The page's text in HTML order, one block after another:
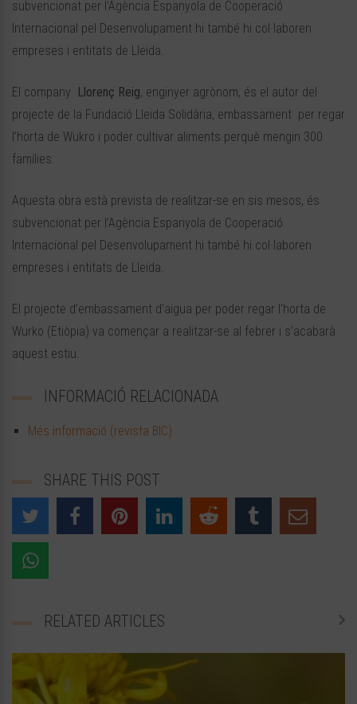
subvencionat per l’Agència Espanyola de Cooperació
Internacional pel Desenvolupament hi també hi col·laboren
empreses i entitats de Lleida.
El company Llorenç Reig, enginyer agrònom, és el autor del
projecte de la Fundació Lleida Solidària, embassament per regar
l’horta de Wukro i poder cultivar aliments perquè mengin 300
famílies.
Aquesta obra està prevista de realitzar-se en sis mesos, és
subvencionat per l’Agència Espanyola de Cooperació
Internacional pel Desenvolupament hi també hi col·laboren
empreses i entitats de Lleida.
El projecte d’embassament d’aigua per poder regar l’horta de
Wurko (Etiòpia) va començar a realitzar-se al febrer i s’acabarà
aquest estiu.
INFORMACIÓ RELACIONADA
Més informació (revista BIC)
SHARE THIS POST
RELATED ARTICLES